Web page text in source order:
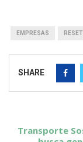
EMPRESAS RESET
SHARE
Transporte